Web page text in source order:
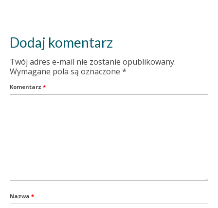
Dodaj komentarz
Twój adres e-mail nie zostanie opublikowany.
Wymagane pola są oznaczone *
Komentarz *
Nazwa *